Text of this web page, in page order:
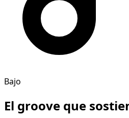
Bajo
El groove que